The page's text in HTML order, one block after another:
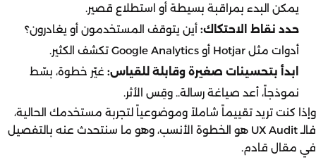
يمكن البدء بمراقبة بسيطة أو استطلاع قصير.
حدد نقاط الاحتكاك: أين يتوقف المستخدمون أو يغادرون؟
أدوات مثل Hotjar أو Google Analytics تكشف الكثير.
ابدأ بتحسينات صغيرة وقابلة للقياس: غيّر خطوة، بسّط
نموذجاً، أعد صياغة رسالة.. وقِس الأثر.
وإذا كنت تريد تقييماً شاملاً وموضوعياً لتجربة مستخدمك الحالية،
فالـ UX Audit هو الخطوة الأنسب، وهو ما سنتحدث عنه بالتفصيل
في مقال قادم.